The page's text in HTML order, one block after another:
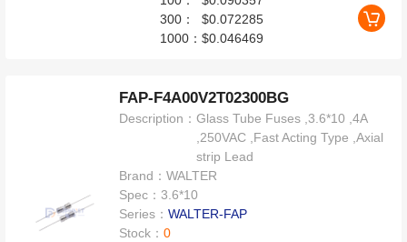
300：
$0.072285
1000：$0.046469
FAP-F4A00V2T02300BG
Description：Glass Tube Fuses ,3.6*10 ,4A
,250VAC ,Fast Acting Type ,Axial
strip Lead
Brand：WALTER
Spec：3.6*10
Series：WALTER-FAP
Stock：0